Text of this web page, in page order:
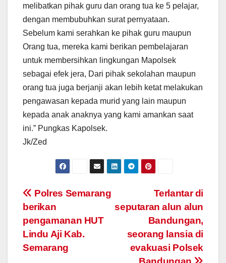
melibatkan pihak guru dan orang tua ke 5 pelajar,
dengan membubuhkan surat pernyataan.
Sebelum kami serahkan ke pihak guru maupun
Orang tua, mereka kami berikan pembelajaran
untuk membersihkan lingkungan Mapolsek
sebagai efek jera, Dari pihak sekolahan maupun
orang tua juga berjanji akan lebih ketat melakukan
pengawasan kepada murid yang lain maupun
kepada anak anaknya yang kami amankan saat
ini.” Pungkas Kapolsek.
Jk/Zed
Post
navigation
Terlantar di
seputaran alun alun
Bandungan,
seorang lansia di
evakuasi Polsek
Polres Semarang
berikan
pengamanan HUT
Lindu Aji Kab.
Semarang